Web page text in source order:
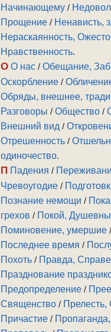
Начинающему /
Прощение / Ненависть,
Нераскаянность,
Нравственность.
О О нас /Обещание,
Оскорбление /
Обряды, внешнее,
Разговоры /Общество /
Внешний вид /
Отрешенность /
одиночество.
П Падения /
Чревоугодие /
Познание немощи /
грехов / Покой,
Поминовение, умершие /
Последнее время /
Похоть / Правда,
Празднование
Предопределение /
Священство /
Причастие /